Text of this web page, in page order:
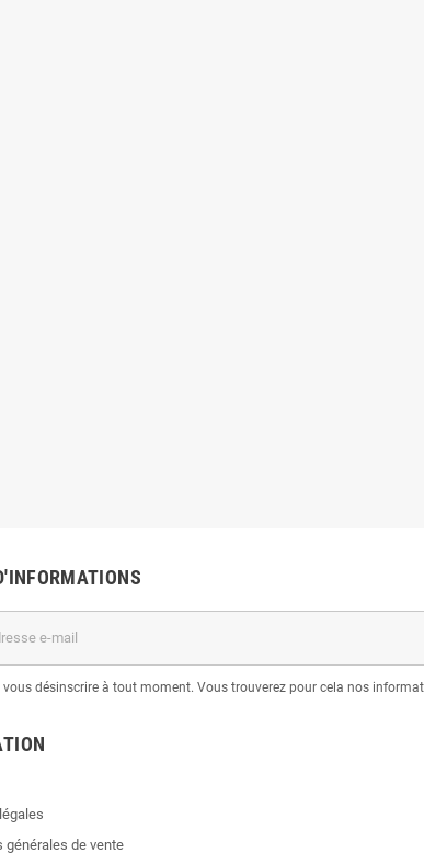
vous désinscrire à tout moment. Vous trouverez pour cela nos
générales de vente